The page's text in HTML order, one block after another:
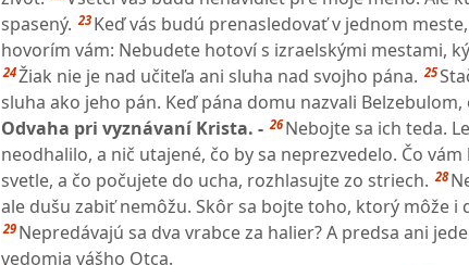
spasený. 23 Keď vás budú prenasledovať v jednom
hovorím vám: Nebudete hotoví s izraelskými mestami,
24Žiak nie je nad učiteľa ani sluha nad svojho pána. 25
sluha ako jeho pán. Keď pána domu nazvali
Odvaha pri vyznávaní Krista. - 26 Nebojte sa ich teda.
neodhalilo, a nič utajené, čo by sa neprezvedelo. Čo
svetle, a čo počujete do ucha, rozhlasujte zo striech. 28
ale dušu zabiť nemôžu. Skôr sa bojte toho, ktorý môže i
29 Nepredávajú sa dva vrabce za halier? A predsa ani
vedomia vášho Otca.